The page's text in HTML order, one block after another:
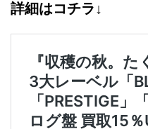
詳細はコチラ↓